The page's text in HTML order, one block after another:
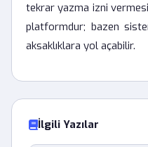
tekrar yazma izni
platformdur; bazen
aksaklıklara yol açabilir.
İlgili Yazılar